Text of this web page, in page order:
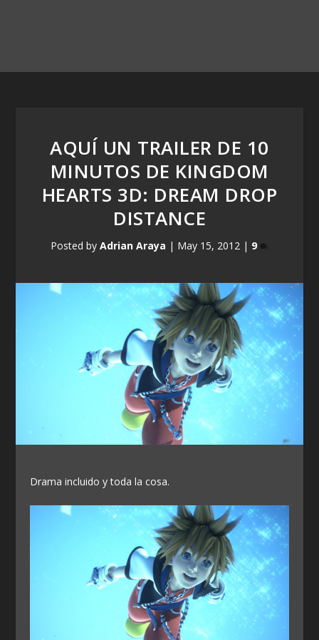
AQUÍ UN TRAILER DE 10
MINUTOS DE KINGDOM
HEARTS 3D: DREAM DROP
DISTANCE
Posted by Adrian Araya | May 15, 2012 | 9
Drama incluido y toda la cosa.